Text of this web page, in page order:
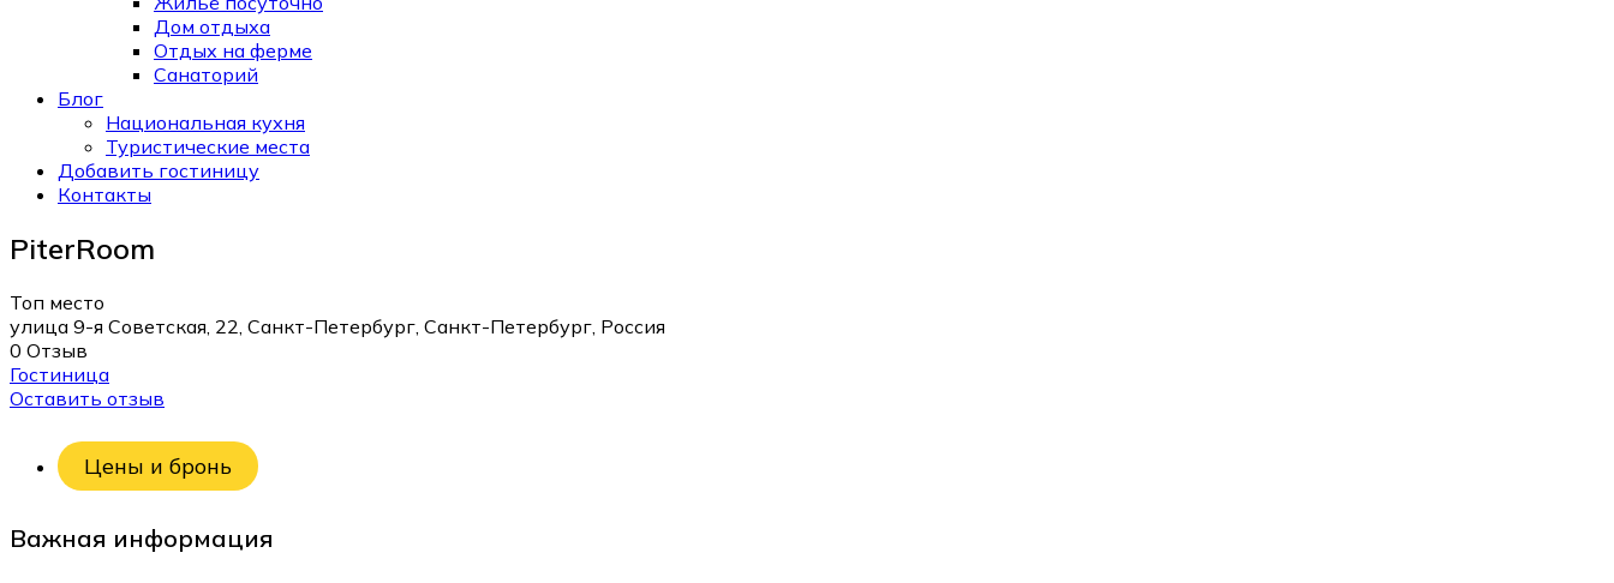
Дом отдыха
Отдых на ферме
Санаторий
Блог
Национальная кухня
Туристические места
Добавить гостиницу
Контакты
PiterRoom
Топ место
улица 9-я Советская, 22, Санкт-Петербург, Санкт-Петербург, Россия
0 Отзыв
Гостиница
Оставить отзыв
Цены и бронь
Важная информация